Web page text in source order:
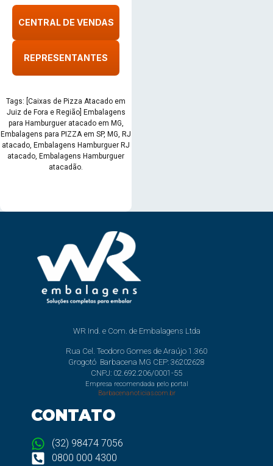
CENTRAL DE VENDAS
REPRESENTANTES
Tags: [Caixas de Pizza Atacado em
Juiz de Fora e Região] Embalagens
para Hamburguer atacado em MG,
Embalagens para PIZZA em SP, MG, RJ
atacado, Embalagens Hamburguer RJ
atacado, Embalagens Hamburguer
atacadão.
WR Ind. e Com. de Embalagens Ltda
Rua Cel. Teodoro Gomes de Araújo 1.360
Grogotó Barbacena MG CEP: 36202628
CNPJ: 02.692.206/0001-55
Empresa recomendada pelo portal
Barbacenanoticias.com.br
CONTATO
(32) 98474 7056
0800 000 4300